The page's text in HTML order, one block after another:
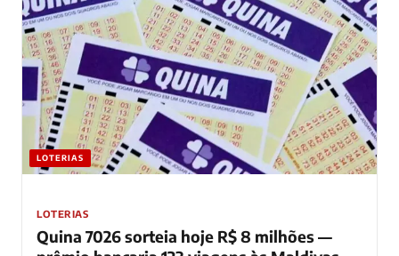
LOTERIAS
LOTERIAS
Quina 7026 sorteia hoje R$ 8 milhões —